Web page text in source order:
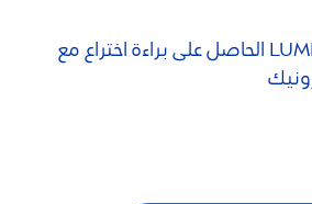
630 الحاصل على براءة اختراع مع